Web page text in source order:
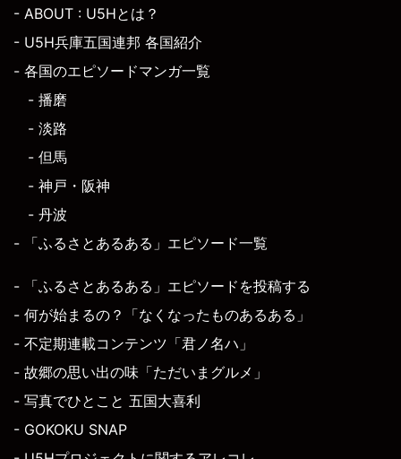
- ABOUT : U5Hとは？
- U5H兵庫五国連邦 各国紹介
- 各国のエピソードマンガ一覧
- 播磨
- 淡路
- 但馬
- 神戸・阪神
- 丹波
- 「ふるさとあるある」エピソード一覧
- 「ふるさとあるある」エピソードを投稿する
- 何が始まるの？「なくなったものあるある」
- 不定期連載コンテンツ「君ノ名ハ」
- 故郷の思い出の味「ただいまグルメ」
- 写真でひとこと 五国大喜利
- GOKOKU SNAP